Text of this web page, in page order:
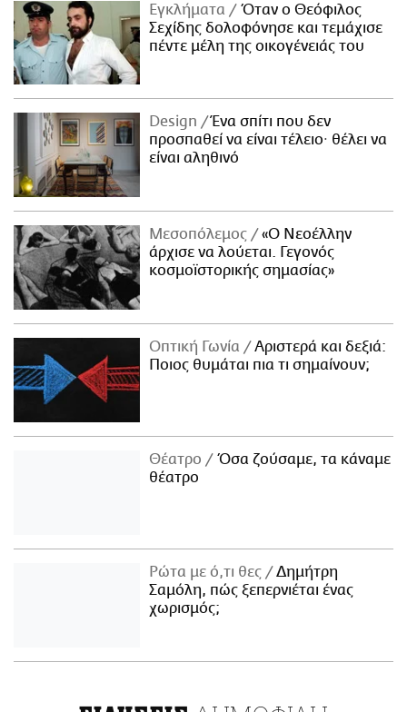
Εγκλήματα
Όταν ο Θεόφιλος
Σεχίδης δολοφόνησε και τεμάχισε
πέντε μέλη της οικογένειάς του
Design
Ένα σπίτι που δεν
προσπαθεί να είναι τέλειο· θέλει να
είναι αληθινό
Μεσοπόλεμος
«Ο Νεοέλλην
άρχισε να λούεται. Γεγονός
κοσμοϊστορικής σημασίας»
Οπτική Γωνία
Αριστερά και δεξιά:
Ποιος θυμάται πια τι σημαίνουν;
Θέατρο
Όσα ζούσαμε, τα κάναμε
θέατρο
Ρώτα με ό,τι θες
Δημήτρη
Σαμόλη, πώς ξεπερνιέται ένας
χωρισμός;